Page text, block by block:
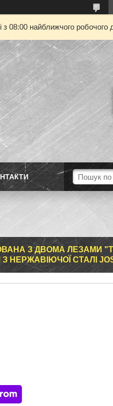
08:00 найближчого робочого
З ДВОМА ЛЕЗАМИ
З НЕРЖАВІЮЧОЇ СТАЛІ